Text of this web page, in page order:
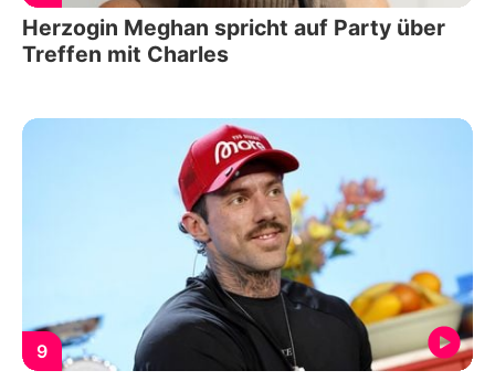
Herzogin Meghan spricht auf Party über
Treffen mit Charles
9